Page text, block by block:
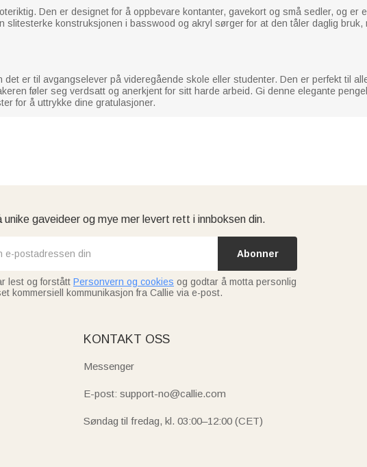
Den er designet for å oppbevare kontanter, gavekort og små sedler, og er
slitesterke konstruksjonen i basswood og akryl sørger for at den tåler daglig bruk,
er til avgangselever på videregående skole eller studenter. Den er perfekt til
føler seg verdsatt og anerkjent for sitt harde arbeid. Gi denne elegante
for å uttrykke dine gratulasjoner.
unike gaveideer og mye mer levert rett i innboksen din.
Abonner
lest og forstått Personvern og cookies og godtar å motta personlig
kommersiell kommunikasjon fra Callie via e-post.
KONTAKT OSS
Messenger
E-post: support-no@callie.com
Søndag til fredag, kl. 03:00–12:00 (CET)